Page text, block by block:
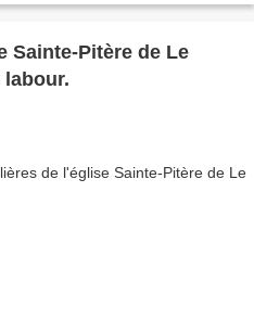
Sainte-Pitère de Le
labour.